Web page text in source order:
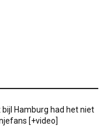
Hamburg had het niet
[+video]